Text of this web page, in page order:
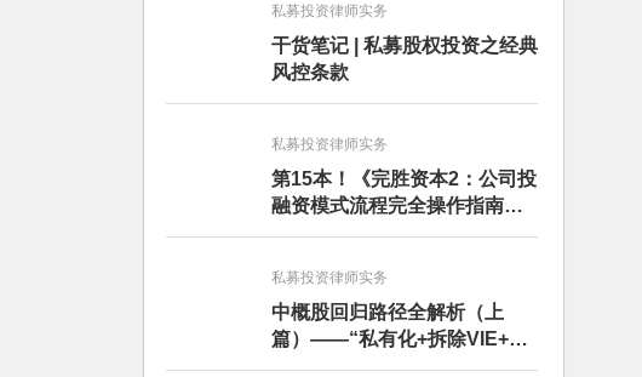
私募投资律师实务
干货笔记 | 私募股权投资之经典
风控条款
私募投资律师实务
第15本！《完胜资本2：公司投
融资模式流程完全操作指南》
（第四版）出版
私募投资律师实务
中概股回归路径全解析（上
篇）——“私有化+拆除VIE+A
股借壳”